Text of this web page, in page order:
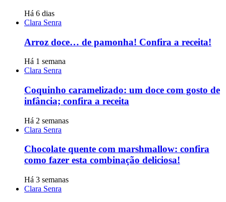
Há 6 dias
Clara Senra
Arroz doce… de pamonha! Confira a receita!
Há 1 semana
Clara Senra
Coquinho caramelizado: um doce com gosto de
infância; confira a receita
Há 2 semanas
Clara Senra
Chocolate quente com marshmallow: confira
como fazer esta combinação deliciosa!
Há 3 semanas
Clara Senra